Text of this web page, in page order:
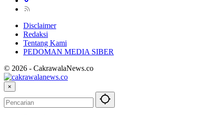
Disclaimer
Redaksi
Tentang Kami
PEDOMAN MEDIA SIBER
© 2026 - CakrawalaNews.co
×